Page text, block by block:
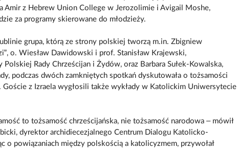
Amir z Hebrew Union College w Jerozolimie i Avigail Moshe,
za programy skierowane do młodzieży.
grupa, którą ze strony polskiej tworzą m.in. Zbigniew
o. Wiesław Dawidowski i prof. Stanisław Krajewski,
Polskiej Rady Chrześcijan i Żydów, oraz Barbara Sułek-Kowalska,
podczas dwóch zamkniętych spotkań dyskutowała o tożsamości
z Izraela wygłosili także wykłady w Katolickim Uniwersytecie
to tożsamość chrześcijańska, nie tożsamość narodowa – mówił
dyrektor archidiecezjalnego Centrum Dialogu Katolicko-
o powiązaniach między polskością a katolicyzmem, przywołał